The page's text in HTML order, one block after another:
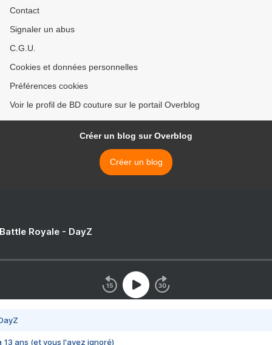
Contact
Signaler un abus
C.G.U.
Cookies et données personnelles
Préférences cookies
Voir le profil de BD couture sur le portail Overblog
Créer un blog sur Overblog
Créer un blog
Royale - DayZ
13 ans (et vous l'avez ignoré)